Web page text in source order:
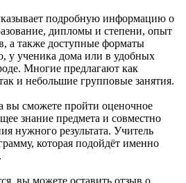
подробную информацию о
дипломы и степени, опыт
а также доступные форматы
у ученика дома или в удобных
Многие предлагают как
и небольшие групповые занятия.
вы сможете пройти оценочное
знание предмета и совместно
нужного результата. Учитель
которая подойдёт именно
вы можете оставить отзыв о